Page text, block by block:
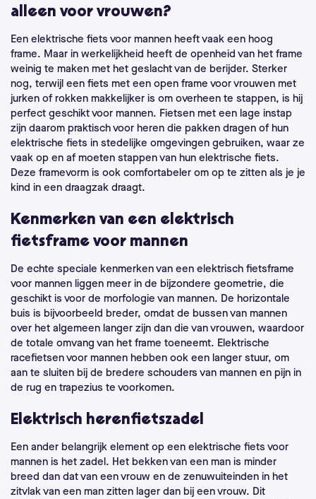
alleen voor vrouwen?
Een elektrische fiets voor mannen heeft vaak een hoog
frame. Maar in werkelijkheid heeft de openheid van het frame
weinig te maken met het geslacht van de berijder. Sterker
nog, terwijl een fiets met een open frame voor vrouwen met
jurken of rokken makkelijker is om overheen te stappen, is hij
perfect geschikt voor mannen. Fietsen met een lage instap
zijn daarom praktisch voor heren die pakken dragen of hun
elektrische fiets in stedelijke omgevingen gebruiken, waar ze
vaak op en af moeten stappen van hun elektrische fiets.
Deze framevorm is ook comfortabeler om op te zitten als je je
kind in een draagzak draagt.
Kenmerken van een elektrisch
fietsframe voor mannen
De echte speciale kenmerken van een elektrisch fietsframe
voor mannen liggen meer in de bijzondere geometrie, die
geschikt is voor de morfologie van mannen. De horizontale
buis is bijvoorbeeld breder, omdat de bussen van mannen
over het algemeen langer zijn dan die van vrouwen, waardoor
de totale omvang van het frame toeneemt. Elektrische
racefietsen voor mannen hebben ook een langer stuur, om
aan te sluiten bij de bredere schouders van mannen en pijn in
de rug en trapezius te voorkomen.
Elektrisch herenfietszadel
Een ander belangrijk element op een elektrische fiets voor
mannen is het zadel. Het bekken van een man is minder
breed dan dat van een vrouw en de zenuwuiteinden in het
zitvlak van een man zitten lager dan bij een vrouw. Dit